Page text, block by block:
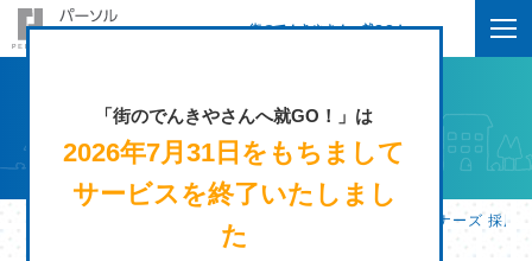
街のでんきやさんへ就GO！
「街のでんきやさんへ就GO！」は
2026年7月31日をもちまして
サービスを終了いたしまし
た
街のでんきやさんへ就GO！ | パーソルエクセルＨＲパートナーズ 採用